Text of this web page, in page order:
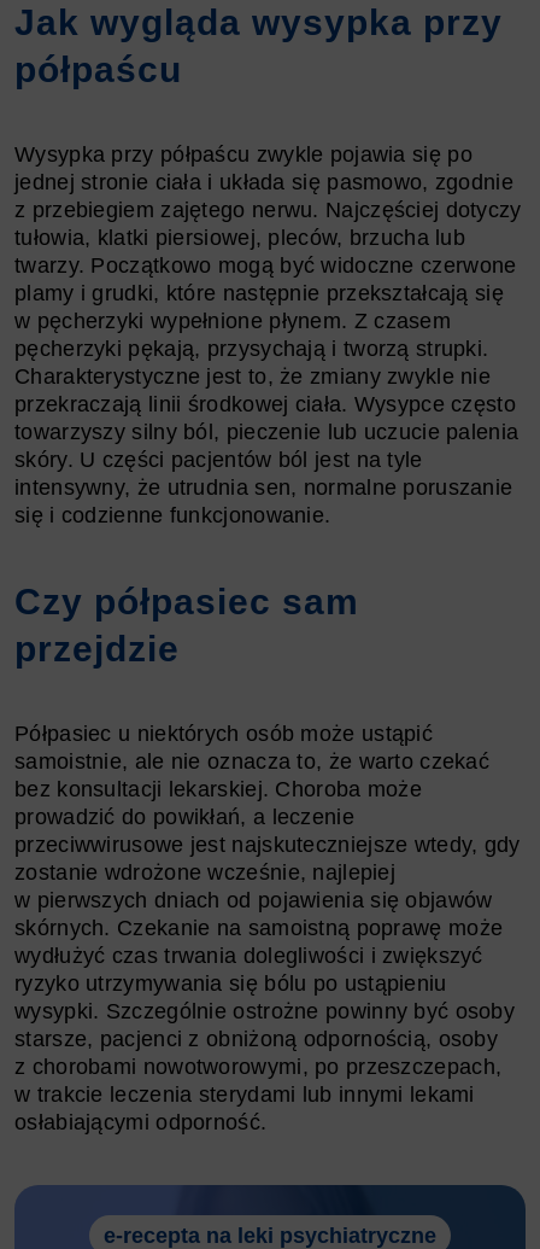
Jak wygląda wysypka przy
półpaścu
Wysypka przy półpaścu zwykle pojawia się po
jednej stronie ciała i układa się pasmowo, zgodnie
z przebiegiem zajętego nerwu. Najczęściej dotyczy
tułowia, klatki piersiowej, pleców, brzucha lub
twarzy. Początkowo mogą być widoczne czerwone
plamy i grudki, które następnie przekształcają się
w pęcherzyki wypełnione płynem. Z czasem
pęcherzyki pękają, przysychają i tworzą strupki.
Charakterystyczne jest to, że zmiany zwykle nie
przekraczają linii środkowej ciała. Wysypce często
towarzyszy silny ból, pieczenie lub uczucie palenia
skóry. U części pacjentów ból jest na tyle
intensywny, że utrudnia sen, normalne poruszanie
się i codzienne funkcjonowanie.
Czy półpasiec sam
przejdzie
Półpasiec u niektórych osób może ustąpić
samoistnie, ale nie oznacza to, że warto czekać
bez konsultacji lekarskiej. Choroba może
prowadzić do powikłań, a leczenie
przeciwwirusowe jest najskuteczniejsze wtedy, gdy
zostanie wdrożone wcześnie, najlepiej
w pierwszych dniach od pojawienia się objawów
skórnych. Czekanie na samoistną poprawę może
wydłużyć czas trwania dolegliwości i zwiększyć
ryzyko utrzymywania się bólu po ustąpieniu
wysypki. Szczególnie ostrożne powinny być osoby
starsze, pacjenci z obniżoną odpornością, osoby
z chorobami nowotworowymi, po przeszczepach,
w trakcie leczenia sterydami lub innymi lekami
osłabiającymi odporność.
e-recepta na leki psychiatryczne